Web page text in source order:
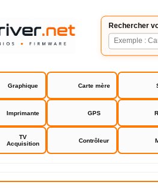
Rechercher
Graphique Carte mère
Imprimante GPS
TV
Acquisition
Contrôleur
Asrock K7S41GX bios driver